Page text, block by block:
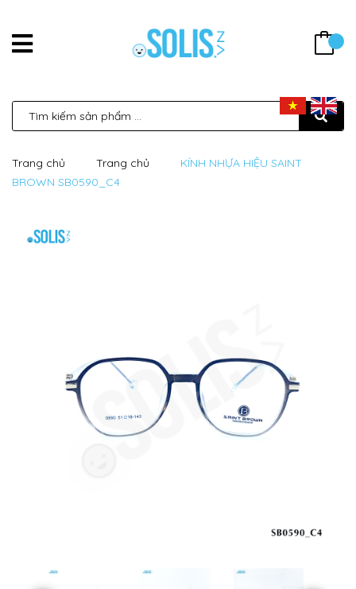
Trang chủ Trang chủ
KÍNH NHỰA HIỆU SAINT
BROWN SB0590_C4